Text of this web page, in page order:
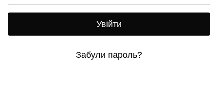
Увійти
Забули пароль?